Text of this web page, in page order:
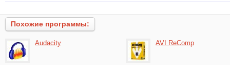
Похожие программы:
Audacity AVI ReComp